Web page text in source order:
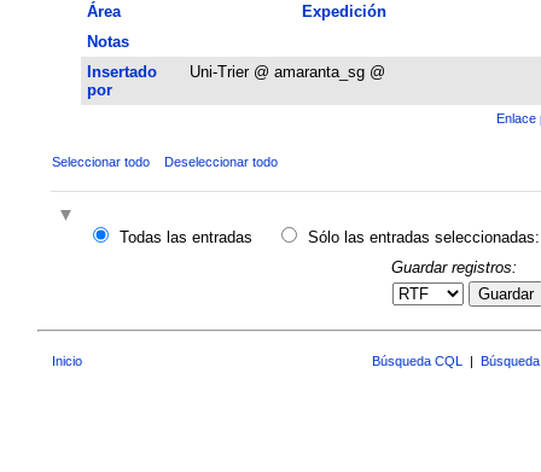
Área
Expedición
Notas
Insertado
por
Uni-Trier @ amaranta_sg @
Enlace
Seleccionar todo Deseleccionar todo
Todas las entradas
Sólo las entradas seleccionadas:
Guardar registros:
Guardar
Inicio Búsqueda CQL